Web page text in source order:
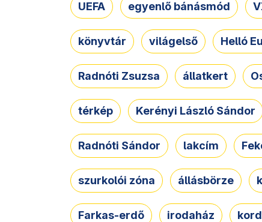
UEFA egyenlő bánásmód
könyvtár világelső Helló
Radnóti Zsuzsa állatkert
térkép Kerényi László Sándor
Radnóti Sándor lakcím
szurkolói zóna állásbörze
Farkas-erdő irodaház